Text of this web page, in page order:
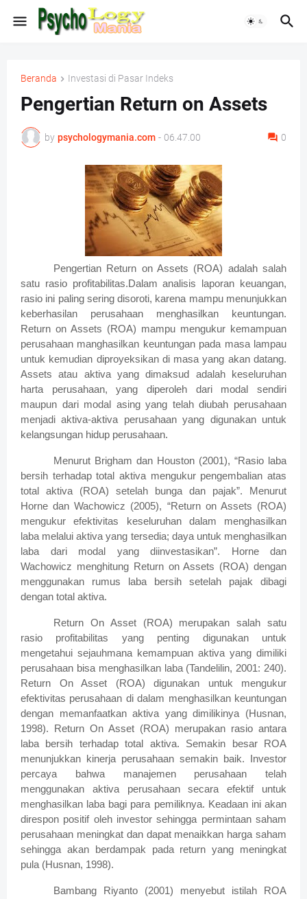
Beranda Investasi di Pasar Indeks
Pengertian Return on Assets
by psychologymania.com - 06.47.00 0
Pengertian Return on Assets (ROA) adalah salah
satu rasio profitabilitas.Dalam analisis laporan keuangan,
rasio ini paling sering disoroti, karena mampu menunjukkan
keberhasilan perusahaan menghasilkan keuntungan.
Return on Assets (ROA) mampu mengukur kemampuan
perusahaan manghasilkan keuntungan pada masa lampau
untuk kemudian diproyeksikan di masa yang akan datang.
Assets atau aktiva yang dimaksud adalah keseluruhan
harta perusahaan, yang diperoleh dari modal sendiri
maupun dari modal asing yang telah diubah perusahaan
menjadi aktiva-aktiva perusahaan yang digunakan untuk
kelangsungan hidup perusahaan.
Menurut Brigham dan Houston (2001), “Rasio laba
bersih terhadap total aktiva mengukur pengembalian atas
total aktiva (ROA) setelah bunga dan pajak”. Menurut
Horne dan Wachowicz (2005), “Return on Assets (ROA)
mengukur efektivitas keseluruhan dalam menghasilkan
laba melalui aktiva yang tersedia; daya untuk menghasilkan
laba dari modal yang diinvestasikan”. Horne dan
Wachowicz menghitung Return on Assets (ROA) dengan
menggunakan rumus laba bersih setelah pajak dibagi
dengan total aktiva.
Return On Asset (ROA) merupakan salah satu
rasio profitabilitas yang penting digunakan untuk
mengetahui sejauhmana kemampuan aktiva yang dimiliki
perusahaan bisa menghasilkan laba (Tandelilin, 2001: 240).
Return On Asset (ROA) digunakan untuk mengukur
efektivitas perusahaan di dalam menghasilkan keuntungan
dengan memanfaatkan aktiva yang dimilikinya (Husnan,
1998). Return On Asset (ROA) merupakan rasio antara
laba bersih terhadap total aktiva. Semakin besar ROA
menunjukkan kinerja perusahaan semakin baik. Investor
percaya bahwa manajemen perusahaan telah
menggunakan aktiva perusahaan secara efektif untuk
menghasilkan laba bagi para pemiliknya. Keadaan ini akan
direspon positif oleh investor sehingga permintaan saham
perusahaan meningkat dan dapat menaikkan harga saham
sehingga akan berdampak pada return yang meningkat
pula (Husnan, 1998).
Bambang Riyanto (2001) menyebut istilah ROA